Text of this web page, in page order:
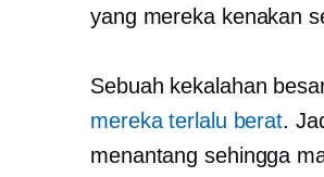
yang mereka kenakan
Sebuah kekalahan
mereka terlalu berat.
menantang sehingga